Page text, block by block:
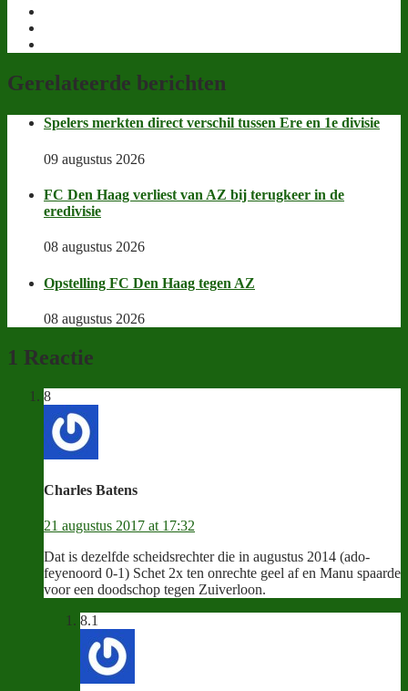
Gerelateerde berichten
Spelers merkten direct verschil tussen Ere en 1e divisie
09 augustus 2026
FC Den Haag verliest van AZ bij terugkeer in de
eredivisie
08 augustus 2026
Opstelling FC Den Haag tegen AZ
08 augustus 2026
1 Reactie
8
Charles Batens
21 augustus 2017 at 17:32
Dat is dezelfde scheidsrechter die in augustus 2014 (ado-
feyenoord 0-1) Schet 2x ten onrechte geel af en Manu spaarde
voor een doodschop tegen Zuiverloon.
8.1